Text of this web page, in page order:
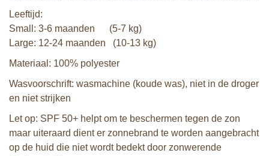
Leeftijd:
Small: 3-6 maanden (5-7 kg)
Large: 12-24 maanden (10-13 kg)
Materiaal: 100% polyester
Wasvoorschrift: wasmachine (koude was), niet in de droger
en niet strijken
Let op: SPF 50+ helpt om te beschermen tegen de zon
maar uiteraard dient er zonnebrand te worden aangebracht
op de huid die niet wordt bedekt door zonwerende